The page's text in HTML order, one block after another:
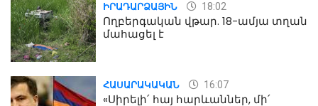
ԻՐԱԴԱՐՁԱՅԻՆ 18:02
Ողբերգական վթար. 18-ամյա տղան
մահացել է
ՀԱՍԱՐԱԿԱԿԱՆ 16:07
«Սիրելի՛ հայ հարևաններ, մի՛